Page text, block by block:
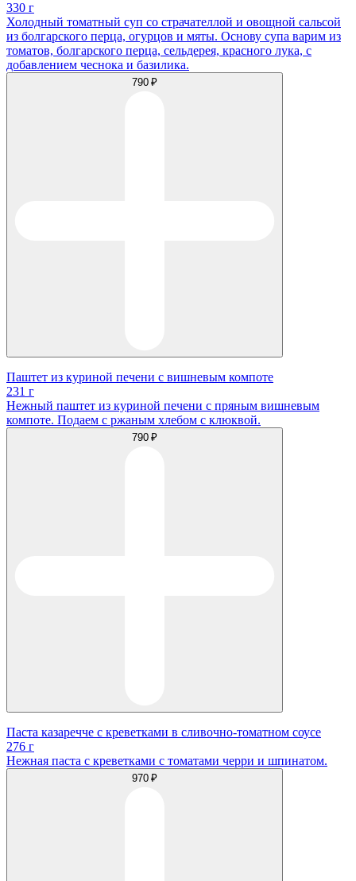
330 г
Холодный томатный суп со страчателлой и овощной сальсой
из болгарского перца, огурцов и мяты. Основу супа варим из
томатов, болгарского перца, сельдерея, красного лука, с
добавлением чеснока и базилика.
790 ₽
Паштет из куриной печени с вишневым компоте
231 г
Нежный паштет из куриной печени с пряным вишневым
компоте. Подаем с ржаным хлебом с клюквой.
790 ₽
Паста казаречче с креветками в сливочно-томатном соусе
276 г
Нежная паста с креветками с томатами черри и шпинатом.
970 ₽